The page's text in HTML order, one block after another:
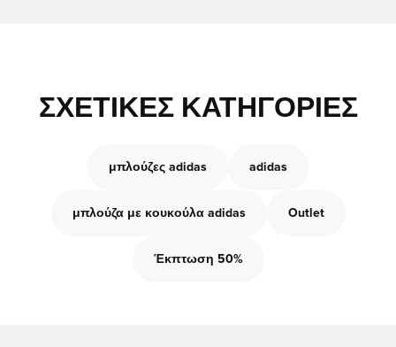
ΣΧΕΤΙΚΈΣ ΚΑΤΗΓΟΡΊΕΣ
μπλούζες adidas adidas
μπλούζα με κουκούλα adidas Outlet
Έκπτωση 50%